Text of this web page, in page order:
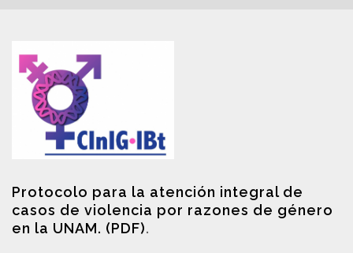
Protocolo para la atención integral de
casos de violencia por razones de género
en la UNAM. (PDF).